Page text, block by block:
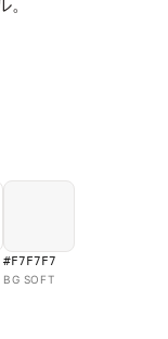
#F7F7F7
BG SOFT